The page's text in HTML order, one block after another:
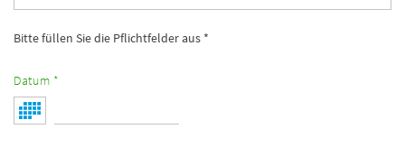
Bitte füllen Sie die Pflichtfelder aus *
Datum *